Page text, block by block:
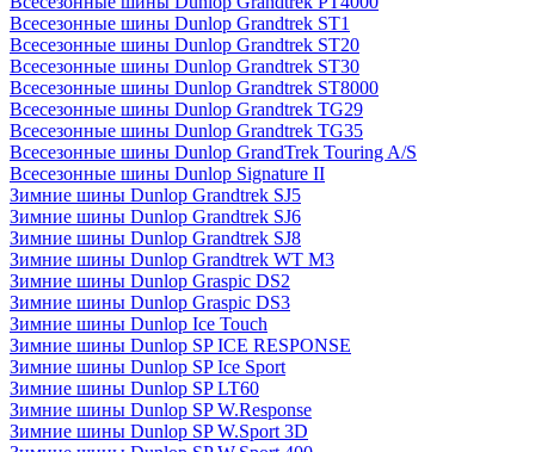
Всесезонные шины Dunlop Grandtrek ST1
Всесезонные шины Dunlop Grandtrek ST20
Всесезонные шины Dunlop Grandtrek ST30
Всесезонные шины Dunlop Grandtrek ST8000
Всесезонные шины Dunlop Grandtrek TG29
Всесезонные шины Dunlop Grandtrek TG35
Всесезонные шины Dunlop GrandTrek Touring A/S
Всесезонные шины Dunlop Signature II
Зимние шины Dunlop Grandtrek SJ5
Зимние шины Dunlop Grandtrek SJ6
Зимние шины Dunlop Grandtrek SJ8
Зимние шины Dunlop Grandtrek WT M3
Зимние шины Dunlop Graspic DS2
Зимние шины Dunlop Graspic DS3
Зимние шины Dunlop Ice Touch
Зимние шины Dunlop SP ICE RESPONSE
Зимние шины Dunlop SP Ice Sport
Зимние шины Dunlop SP LT60
Зимние шины Dunlop SP W.Response
Зимние шины Dunlop SP W.Sport 3D